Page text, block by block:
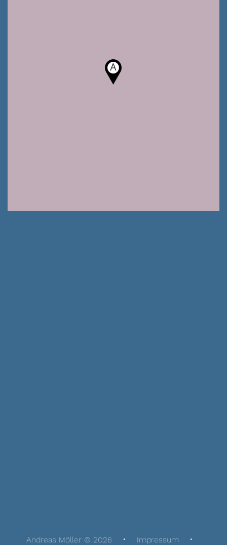
Andreas Möller © 2026 Impressum